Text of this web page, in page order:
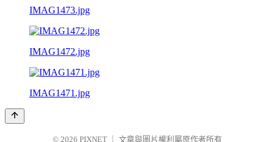
IMAG1473.jpg
IMAG1472.jpg
IMAG1471.jpg
© 2026 PIXNET 文章與圖片權利屬原作者所有